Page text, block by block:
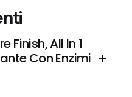
Finish, All In 1
Con Enzimi